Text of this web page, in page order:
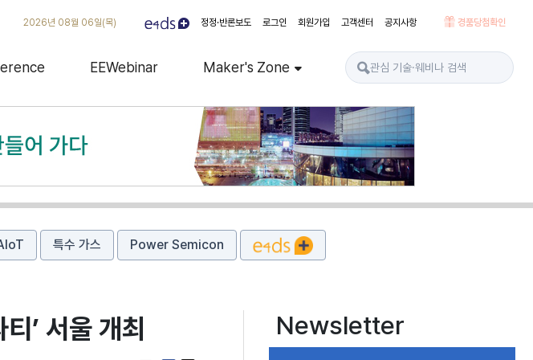
2026년 08월 06일(목) 정정·반론보도 로그인 회원가입 고객센터 공지사항 경품당첨확인
EEWebinar Maker's Zone
특수 가스 Power Semicon
’ 서울 개최 Newsletter